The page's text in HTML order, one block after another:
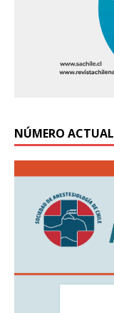
NÚMERO ACTUAL